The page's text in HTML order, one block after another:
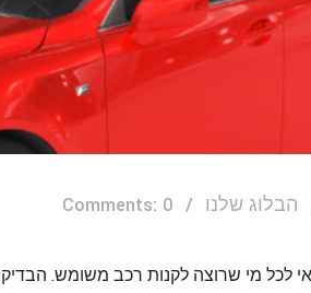
הבלוג שלנו Comments: 0
לכל מי שרוצה לקנות רכב משומש.